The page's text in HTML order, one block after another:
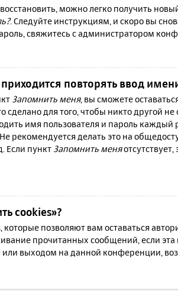
можно легко получить
. Следуйте инструкциям, и скоро вы
свяжитесь с администратором
повторять ввод
Запомнить меня, вы сможете
сделано для того, чтобы никто другой
имя пользователя и пароль
рекомендуется делать это на
Если пункт Запомнить меня
cookies»?
которые позволяют вам оставаться
прочитанных сообщений, если
или выходом на данной конференции,